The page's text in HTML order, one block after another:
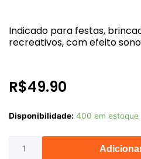
Indicado para festas,
recreativos, com efeito
R$49.90
Disponibilidade: 400 em estoque
10
TIROS